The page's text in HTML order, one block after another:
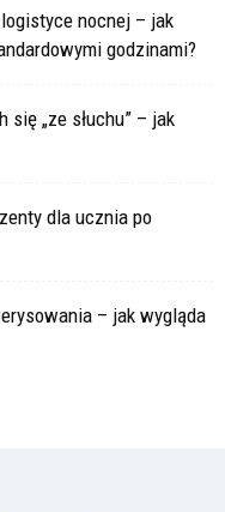
nocnej – jak
godzinami?
„ze słuchu” – jak
dla ucznia po
– jak wygląda